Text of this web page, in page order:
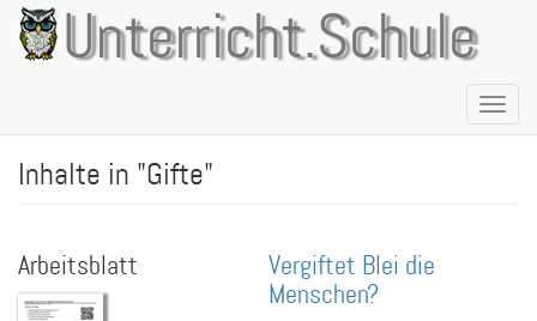
Direkt
zum
Inhalt
Unterricht.Schule
Inhalte in "Gifte"
Arbeitsblatt
Vergiftet Blei die
Menschen?